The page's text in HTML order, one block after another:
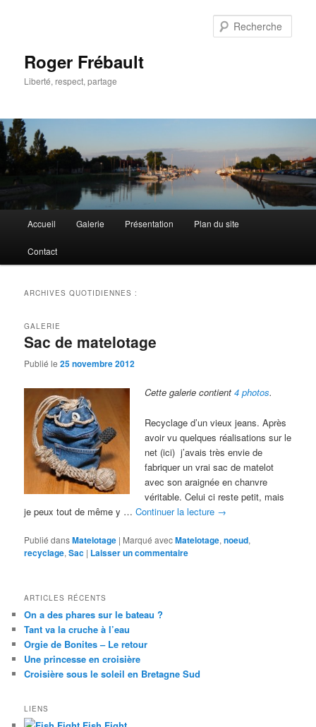
Roger Frébault
Liberté, respect, partage
principal
Accueil Galerie Présentation Plan du site
Contact
ARCHIVES QUOTIDIENNES :
Sac de matelotage
GALERIE
Publié le25 novembre 2012
Cette galerie contient4 photos.
Recyclage d’un vieux jeans. Après
avoir vu quelques réalisations sur le
net (ici) j’avais très envie de
fabriquer un vrai sac de matelot
avec son araignée en chanvre
véritable. Celui ci reste petit, mais
je peux tout de même y …Continuer la lecture →
Publié dansMatelotage | Marqué avecMatelotage,noeud,
recyclage,Sac | Laisser un commentaire
ARTICLES RÉCENTS
On a des phares sur le bateau ?
Tant va la cruche à l’eau
Orgie de Bonites – Le retour
Une princesse en croisière
Croisière sous le soleil en Bretagne Sud
LIENS